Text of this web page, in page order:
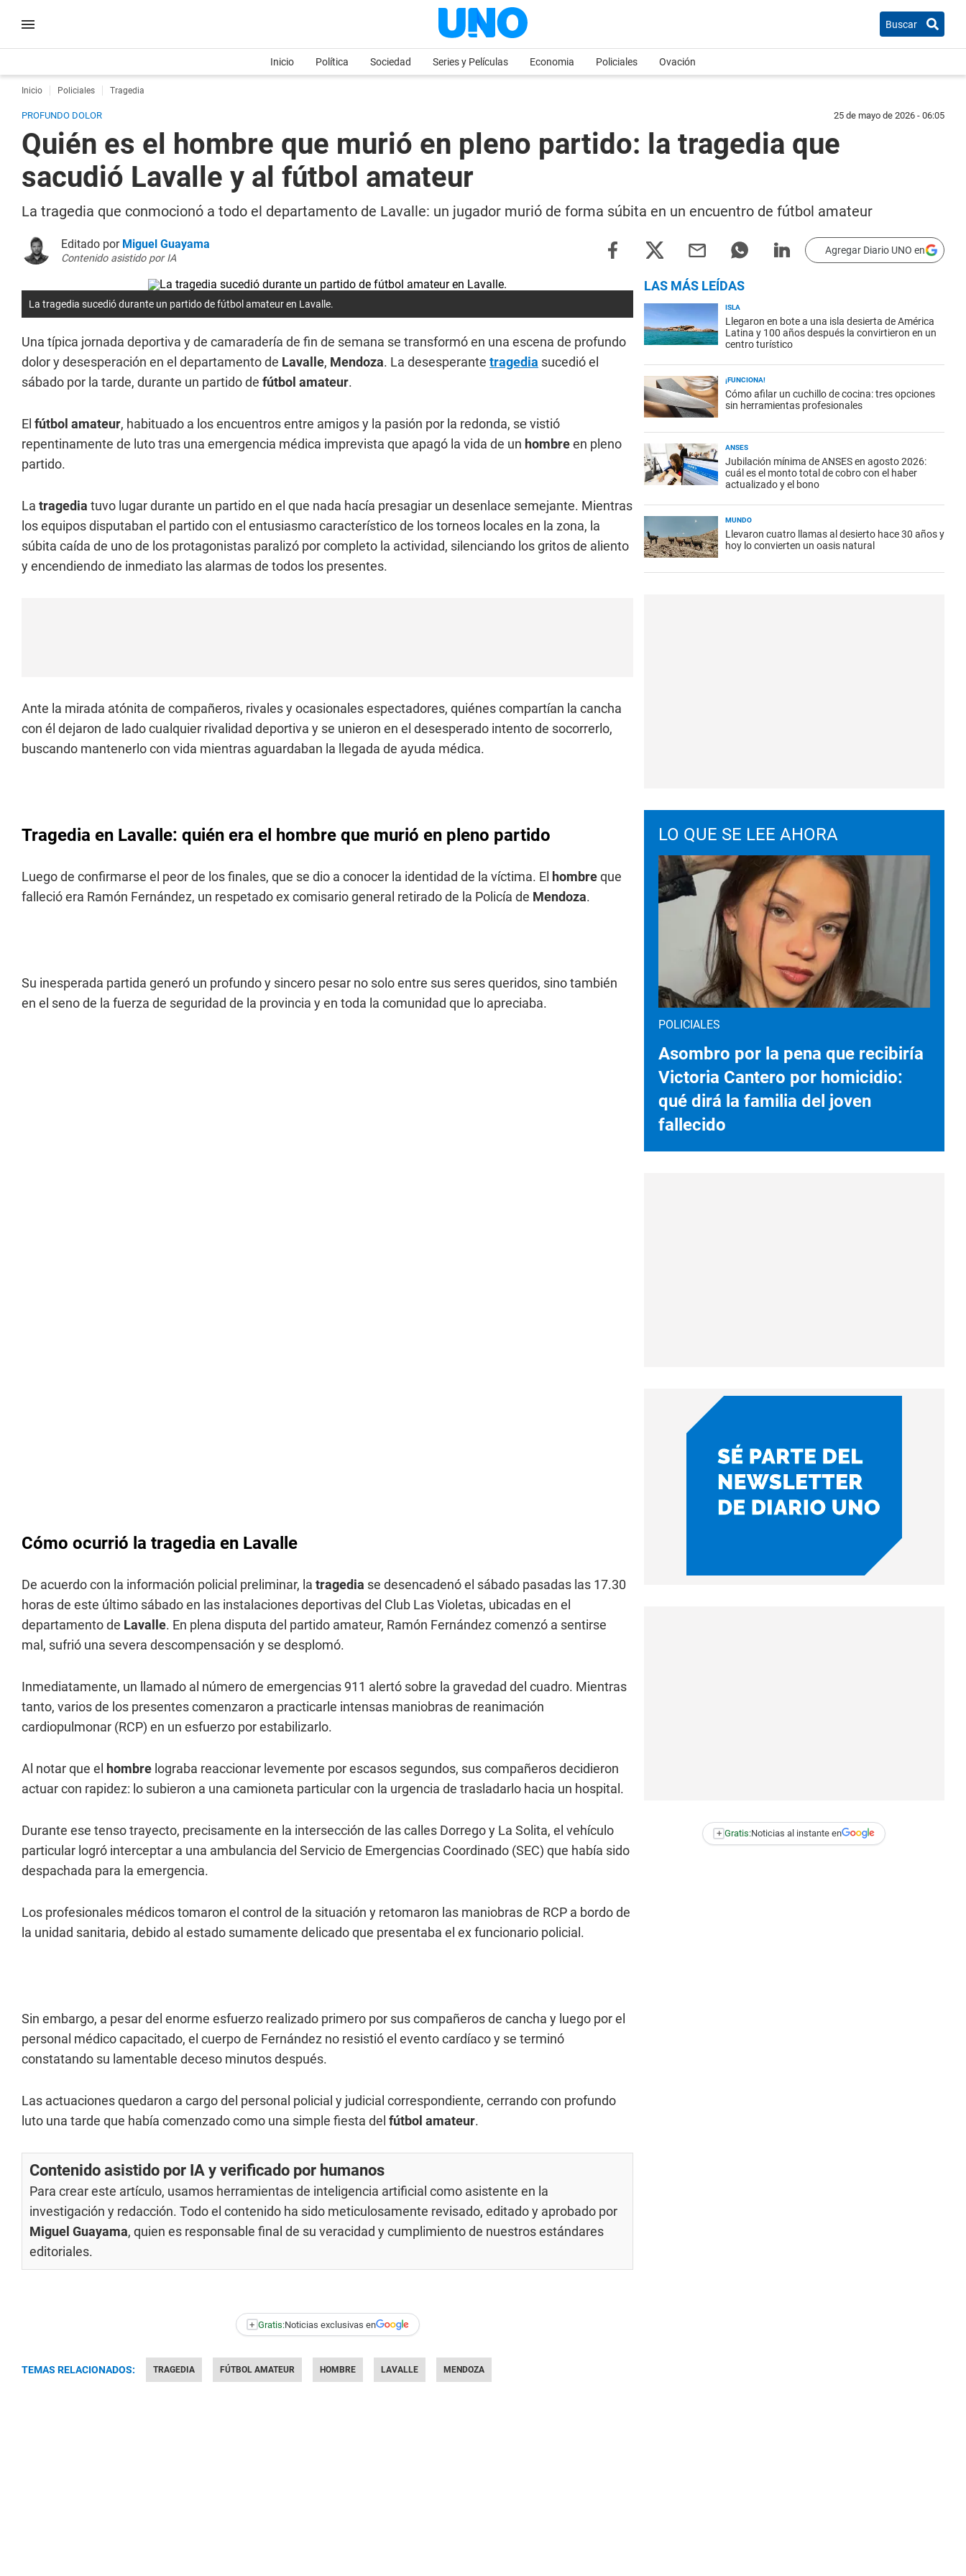
Buscar
Inicio Política Sociedad Series y Películas Economia Policiales Ovación
Inicio Policiales Tragedia
PROFUNDO DOLOR 25 de mayo de 2026 - 06:05
Quién es el hombre que murió en pleno partido: la tragedia que
sacudió Lavalle y al fútbol amateur
La tragedia que conmocionó a todo el departamento de Lavalle: un jugador murió de forma súbita en un encuentro de fútbol amateur
Editado por Miguel Guayama
Contenido asistido por IA
Agregar Diario UNO en
La tragedia sucedió durante un partido de fútbol amateur en Lavalle.
Una típica jornada deportiva y de camaradería de fin de semana se transformó en una escena de profundo
dolor y desesperación en el departamento de Lavalle, Mendoza. La desesperante tragedia sucedió el
sábado por la tarde, durante un partido de fútbol amateur.
El fútbol amateur, habituado a los encuentros entre amigos y la pasión por la redonda, se vistió
repentinamente de luto tras una emergencia médica imprevista que apagó la vida de un hombreen pleno
partido.
La tragedia tuvo lugar durante un partido en el que nada hacía presagiar un desenlace semejante. Mientras
los equipos disputaban el partido con el entusiasmo característico de los torneos locales en la zona, la
súbita caída de uno de los protagonistas paralizó por completo la actividad, silenciando los gritos de aliento
y encendiendo de inmediato las alarmas de todos los presentes.
Ante la mirada atónita de compañeros, rivales y ocasionales espectadores, quiénes compartían la cancha
con él dejaron de lado cualquier rivalidad deportiva y se unieron en el desesperado intento de socorrerlo,
buscando mantenerlo con vida mientras aguardaban la llegada de ayuda médica.
Tragedia en Lavalle: quién era el hombre que murió en pleno partido
Luego de confirmarse el peor de los finales, que se dio a conocer la identidad de la víctima. El hombreque
falleció era Ramón Fernández, un respetado ex comisario general retirado de la Policía de Mendoza.
Su inesperada partida generó un profundo y sincero pesar no solo entre sus seres queridos, sino también
en el seno de la fuerza de seguridad de la provincia y en toda la comunidad que lo apreciaba.
Cómo ocurrió la tragedia en Lavalle
De acuerdo con la información policial preliminar, la tragedia se desencadenó el sábado pasadas las 17.30
horas de este último sábado en las instalaciones deportivas del Club Las Violetas, ubicadas en el
departamento de Lavalle. En plena disputa del partido amateur, Ramón Fernández comenzó a sentirse
mal, sufrió una severa descompensación y se desplomó.
Inmediatamente, un llamado al número de emergencias 911 alertó sobre la gravedad del cuadro. Mientras
tanto, varios de los presentes comenzaron a practicarle intensas maniobras de reanimación
cardiopulmonar (RCP) en un esfuerzo por estabilizarlo.
Al notar que el hombre lograba reaccionar levemente por escasos segundos, sus compañeros decidieron
actuar con rapidez: lo subieron a una camioneta particular con la urgencia de trasladarlo hacia un hospital.
Durante ese tenso trayecto, precisamente en la intersección de las calles Dorrego y La Solita, el vehículo
particular logró interceptar a una ambulancia del Servicio de Emergencias Coordinado (SEC) que había sido
despachada para la emergencia.
Los profesionales médicos tomaron el control de la situación y retomaron las maniobras de RCP a bordo de
la unidad sanitaria, debido al estado sumamente delicado que presentaba el ex funcionario policial.
Sin embargo, a pesar del enorme esfuerzo realizado primero por sus compañeros de cancha y luego por el
personal médico capacitado, el cuerpo de Fernández no resistió el evento cardíaco y se terminó
constatando su lamentable deceso minutos después.
Las actuaciones quedaron a cargo del personal policial y judicial correspondiente, cerrando con profundo
luto una tarde que había comenzado como una simple fiesta del fútbol amateur.
Contenido asistido por IA y verificado por humanos
Para crear este artículo, usamos herramientas de inteligencia artificial como asistente en la
investigación y redacción. Todo el contenido ha sido meticulosamente revisado, editado y aprobado por
Miguel Guayama, quien es responsable final de su veracidad y cumplimiento de nuestrosestándares
editoriales.
+ Gratis:Noticias exclusivas en
TEMAS RELACIONADOS: TRAGEDIA FÚTBOL AMATEUR HOMBRE LAVALLE MENDOZA
LAS MÁS LEÍDAS
ISLA
Llegaron en bote a una isla desierta de América
Latina y 100 años después la convirtieron en un
centro turístico
¡FUNCIONA!
Cómo afilar un cuchillo de cocina: tres opciones
sin herramientas profesionales
ANSES
Jubilación mínima de ANSES en agosto 2026:
cuál es el monto total de cobro con el haber
actualizado y el bono
MUNDO
Llevaron cuatro llamas al desierto hace 30 años y
hoy lo convierten un oasis natural
LO QUE SE LEE AHORA
POLICIALES
Asombro por la pena que recibiría
Victoria Cantero por homicidio:
qué dirá la familia del joven
fallecido
+ Gratis:Noticias al instante en